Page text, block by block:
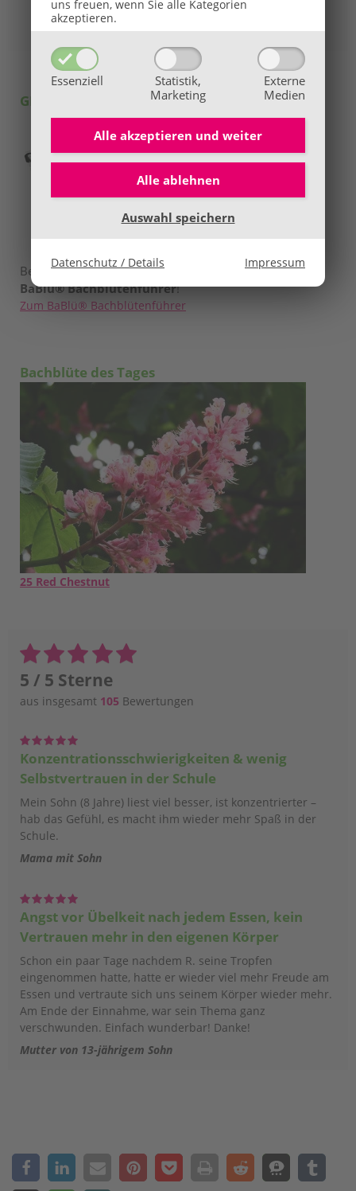
uns freuen, wenn Sie alle Kategorien
akzeptieren.
Essenziell
Statistik,
Marketing
Externe
Medien
Alle akzeptieren und weiter
Alle ablehnen
Auswahl speichern
Datenschutz / Details Impressum
Tarife
Kostenübernahme
GRATIS Infomaterial bestellen:
Bestellen Siejetzt kostenlos
& unverbindlich den
BaBlü® Bachblütenführer!
Zum BaBlü® Bachblütenführer
Bachblüte des Tages
25 Red Chestnut
5 / 5 Sterne
aus insgesamt 105 Bewertungen
Konzentrationsschwierigkeiten & wenig
Selbstvertrauen in der Schule
Mein Sohn (8 Jahre) liest viel besser, ist konzentrierter –
hab das Gefühl, es macht ihm wieder mehr Spaß in der
Schule.
Mama mit Sohn
Angst vor Übelkeit nach jedem Essen, kein
Vertrauen mehr in den eigenen Körper
Schon ein paar Tage nachdem R. seine Tropfen
eingenommen hatte, hatte er wieder viel mehr Freude am
Essen und vertraute sich uns seinem Körper wieder mehr.
Am Ende der Einnahme, war sein Thema ganz
verschwunden. Einfach wunderbar! Danke!
Mutter von 13-jährigem Sohn